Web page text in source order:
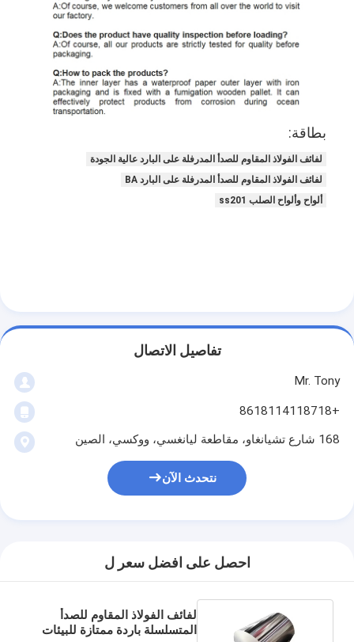
بطاقة:
لفائف الفولاذ المقاوم للصدأ المدرفلة على البارد عالية الجودة
لفائف الفولاذ المقاوم للصدأ المدرفلة على البارد BA
ألواح وألواح الصلب ss201
تفاصيل الاتصال
Mr. Tony
+8618114118718
168 شارع تشيانغاو، مقاطعة ليانغسي، ووكسي، الصين
نتحدث الآن
احصل على افضل سعر ل
لفائف الفولاذ المقاوم للصدأ
المتسلسلة باردة ممتازة للبيئات